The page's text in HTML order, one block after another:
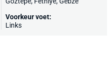
Voorkeur voet:
Links